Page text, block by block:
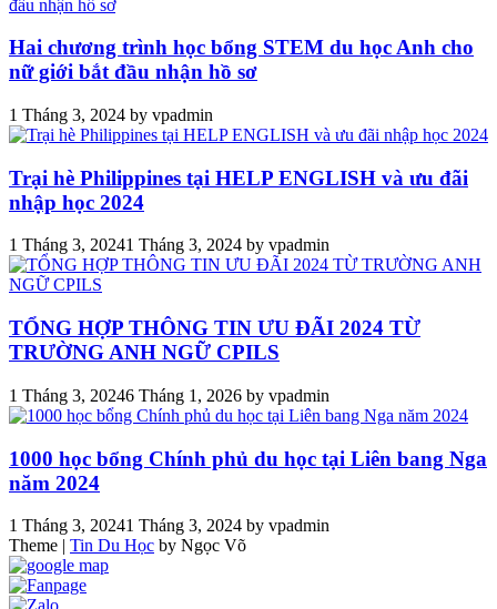
Hai chương trình học bổng STEM du học Anh cho
nữ giới bắt đầu nhận hồ sơ
1 Tháng 3, 2024 by vpadmin
Trại hè Philippines tại HELP ENGLISH và ưu đãi
nhập học 2024
1 Tháng 3, 20241 Tháng 3, 2024 by vpadmin
TỔNG HỢP THÔNG TIN ƯU ĐÃI 2024 TỪ
TRƯỜNG ANH NGỮ CPILS
1 Tháng 3, 20246 Tháng 1, 2026 by vpadmin
1000 học bổng Chính phủ du học tại Liên bang Nga
năm 2024
1 Tháng 3, 20241 Tháng 3, 2024 by vpadmin
Theme | Tin Du Học by Ngọc Võ